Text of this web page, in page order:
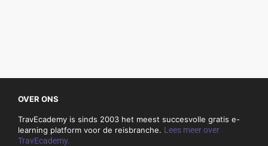
OVER ONS
TravEcademy is sinds 2003 het meest succesvolle gratis e-
learning platform voor de reisbranche. Lees meer over
TravEcademy.